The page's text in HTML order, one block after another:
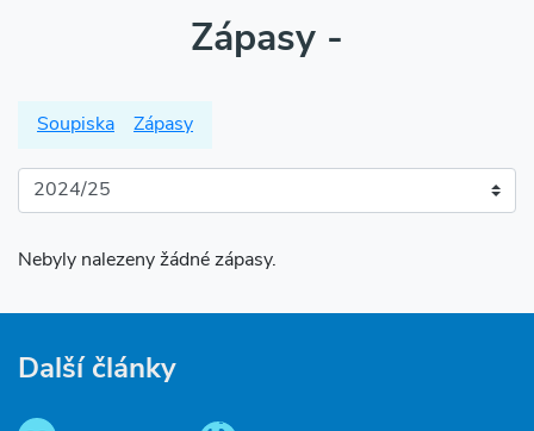
Zápasy -
Soupiska Zápasy
Nebyly nalezeny žádné zápasy.
Další články